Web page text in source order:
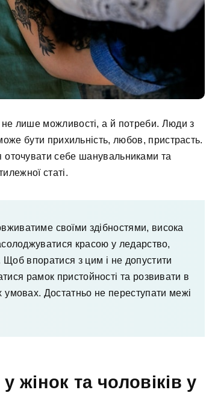
лише можливості, а й потреби. Люди з
бути прихильність, любов, пристрасть.
себе шанувальниками та
статі.
своїми здібностями, висока
красою у ледарство,
Щоб впоратися з цим і не допустити
рамок пристойності та розвивати в
умовах. Достатньо не переступати межі
та чоловіків у